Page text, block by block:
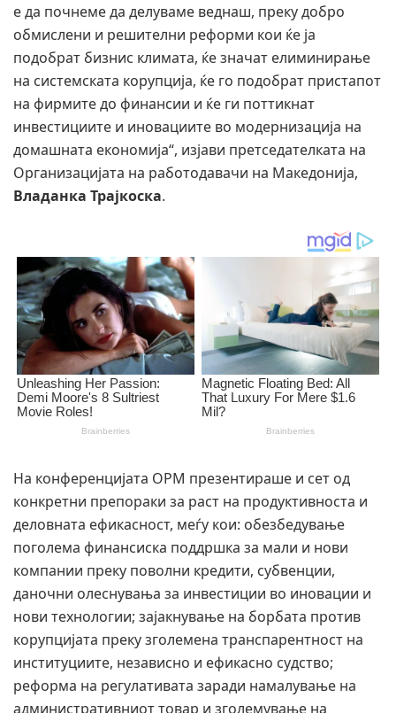
е да почнеме да делуваме веднаш, преку добро
обмислени и решителни реформи кои ќе ја
подобрат бизнис климата, ќе значат елиминирање
на системската корупција, ќе го подобрат пристапот
на фирмите до финансии и ќе ги поттикнат
инвестициите и иновациите во модернизација на
домашната економија“, изјави претседателката на
Организацијата на работодавачи на Македонија,
Владанка Трајкоска.
На конференцијата ОРМ презентираше и сет од
конкретни препораки за раст на продуктивноста и
деловната ефикасност, меѓу кои: обезбедување
поголема финансиска поддршка за мали и нови
компании преку поволни кредити, субвенции,
даночни олеснувања за инвестиции во иновации и
нови технологии; зајакнување на борбата против
корупцијата преку зголемена транспарентност на
институциите, независно и ефикасно судство;
реформа на регулативата заради намалување на
административниот товар и зголемување на